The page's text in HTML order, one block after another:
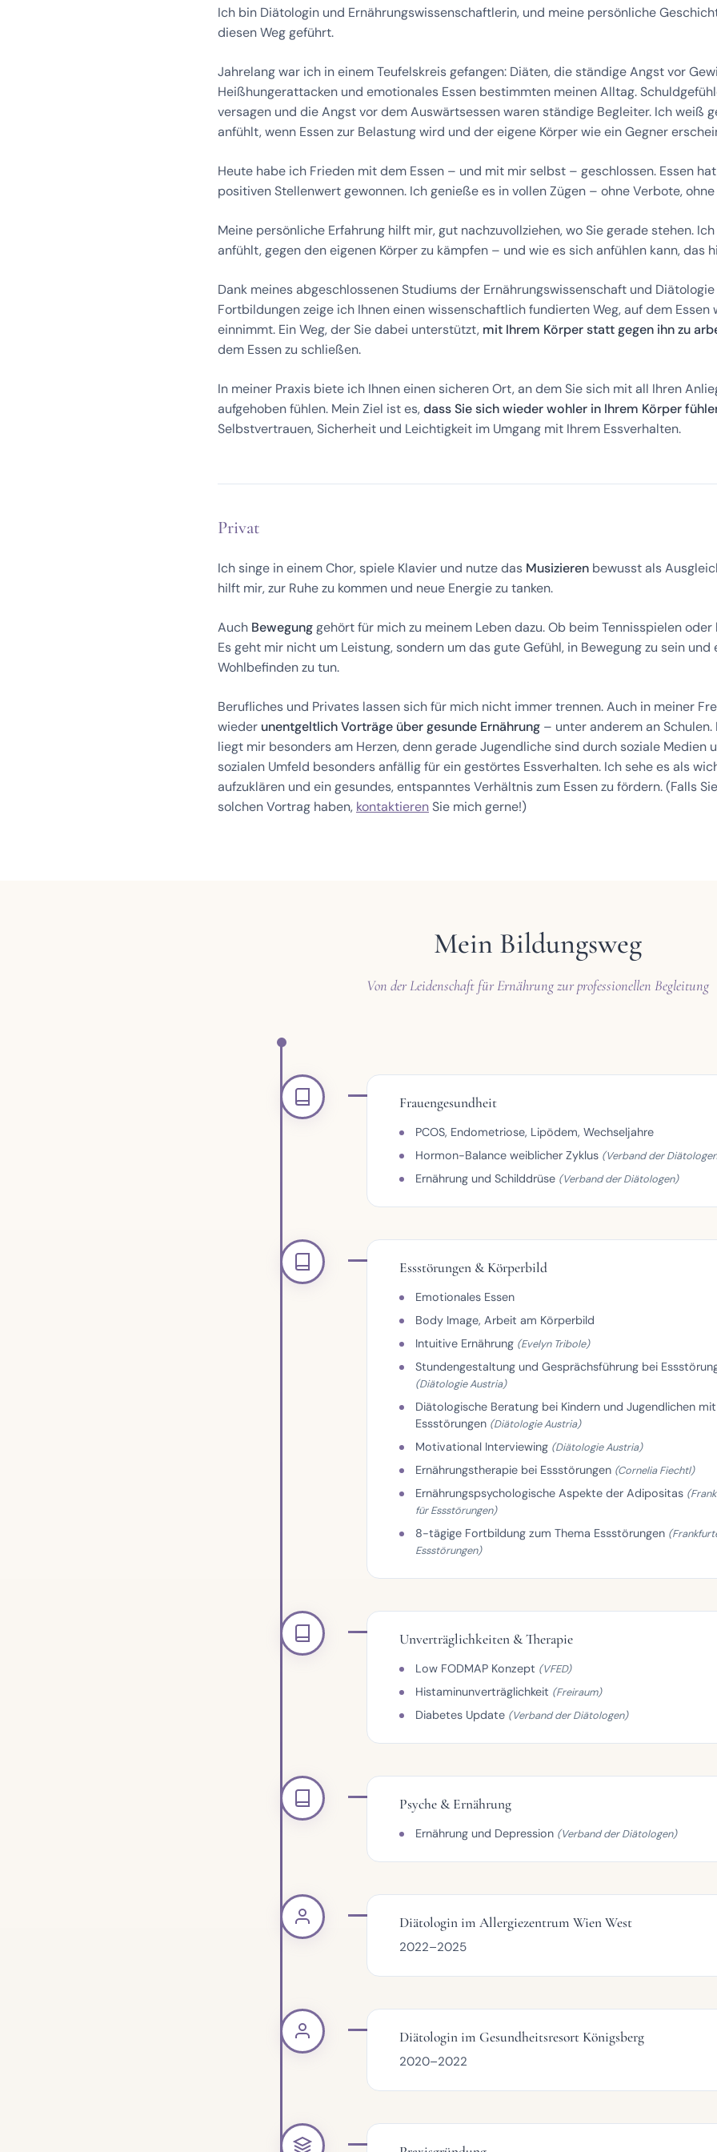
Ich bin Diätologin und Ernährungswissenschaftlerin, und meine persönliche
diesen Weg geführt.
Jahrelang war ich in einem Teufelskreis gefangen: Diäten, die ständige Angst vor
Heißhungerattacken und emotionales Essen bestimmten meinen Alltag.
versagen und die Angst vor dem Auswärtsessen waren ständige Begleiter. Ich weiß
anfühlt, wenn Essen zur Belastung wird und der eigene Körper wie ein Gegner
Heute habe ich Frieden mit dem Essen – und mit mir selbst – geschlossen. Essen
positiven Stellenwert gewonnen. Ich genieße es in vollen Zügen – ohne Verbote,
Meine persönliche Erfahrung hilft mir, gut nachzuvollziehen, wo Sie gerade stehen.
anfühlt, gegen den eigenen Körper zu kämpfen – und wie es sich anfühlen kann, das
Dank meines abgeschlossenen Studiums der Ernährungswissenschaft und
Fortbildungen zeige ich Ihnen einen wissenschaftlich fundierten Weg, auf dem Essen
einnimmt. Ein Weg, der Sie dabei unterstützt, mit Ihrem Körper statt gegen ihn zu
dem Essen zu schließen.
In meiner Praxis biete ich Ihnen einen sicheren Ort, an dem Sie sich mit all Ihren
aufgehoben fühlen. Mein Ziel ist es,dass Sie sich wieder wohler in Ihrem Körper
Selbstvertrauen, Sicherheit und Leichtigkeit im Umgang mit Ihrem Essverhalten.
Privat
Ich singe in einem Chor, spiele Klavier und nutze das Musizieren bewusst als
hilft mir, zur Ruhe zu kommen und neue Energie zu tanken.
Auch Bewegunggehört für mich zu meinem Leben dazu. Ob beim Tennisspielen oder
Es geht mir nicht um Leistung, sondern um das gute Gefühl, in Bewegung zu sein
Wohlbefinden zu tun.
Berufliches und Privates lassen sich für mich nicht immer trennen. Auch in meiner
wieder unentgeltlich Vorträge über gesunde Ernährung – unter anderem an
liegt mir besonders am Herzen, denn gerade Jugendliche sind durch soziale Medien
sozialen Umfeld besonders anfällig für ein gestörtes Essverhalten. Ich sehe es als
aufzuklären und ein gesundes, entspanntes Verhältnis zum Essen zu fördern. (Falls
solchen Vortrag haben, kontaktierenSie mich gerne!)
Mein Bildungsweg
Von der Leidenschaft für Ernährung zur professionellen Begleitung
Frauengesundheit
PCOS, Endometriose, Lipödem, Wechseljahre
Hormon-Balance weiblicher Zyklus (Verband der
Ernährung und Schilddrüse (Verband der Diätologen)
Essstörungen & Körperbild
Emotionales Essen
Body Image, Arbeit am Körperbild
Intuitive Ernährung (Evelyn Tribole)
Stundengestaltung und Gesprächsführung bei
(Diätologie Austria)
Diätologische Beratung bei Kindern und Jugendlichen mit
Essstörungen (Diätologie Austria)
Motivational Interviewing (Diätologie Austria)
Ernährungstherapie bei Essstörungen (Cornelia Fiechtl)
Ernährungspsychologische Aspekte der Adipositas
für Essstörungen)
8-tägige Fortbildung zum Thema Essstörungen
Essstörungen)
Unverträglichkeiten & Therapie
Low FODMAP Konzept (VFED)
Histaminunverträglichkeit (Freiraum)
Diabetes Update (Verband der Diätologen)
Psyche & Ernährung
Ernährung und Depression (Verband der Diätologen)
Diätologin im Allergiezentrum Wien West
2022–2025
Diätologin im Gesundheitsresort Königsberg
2020–2022